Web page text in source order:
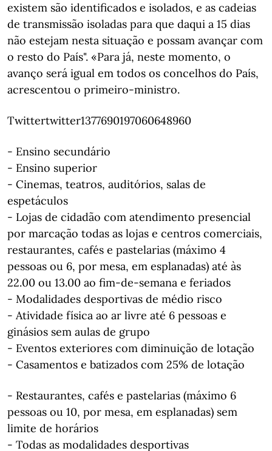
existem são identificados e isolados, e as cadeias
de transmissão isoladas para que daqui a 15 dias
não estejam nesta situação e possam avançar com
o resto do País". «Para já, neste momento, o
avanço será igual em todos os concelhos do País,
acrescentou o primeiro-ministro.
Twittertwitter1377690197060648960
- Ensino secundário
- Ensino superior
- Cinemas, teatros, auditórios, salas de
espetáculos
- Lojas de cidadão com atendimento presencial
por marcação todas as lojas e centros comerciais,
restaurantes, cafés e pastelarias (máximo 4
pessoas ou 6, por mesa, em esplanadas) até às
22.00 ou 13.00 ao fim-de-semana e feriados
- Modalidades desportivas de médio risco
- Atividade física ao ar livre até 6 pessoas e
ginásios sem aulas de grupo
- Eventos exteriores com diminuição de lotação
- Casamentos e batizados com 25% de lotação
- Restaurantes, cafés e pastelarias (máximo 6
pessoas ou 10, por mesa, em esplanadas) sem
limite de horários
- Todas as modalidades desportivas